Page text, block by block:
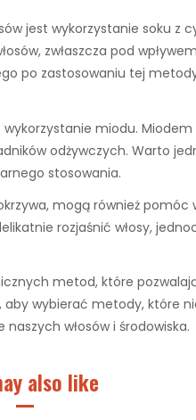
jest wykorzystanie soku z
zwłaszcza pod
po zastosowaniu tej
miodu.
odżywczych. Warto
stosowania.
mogą również pomóc
rozjaśnić włosy,
metod, które
wybierać metody, które
włosów i środowiska.
also like